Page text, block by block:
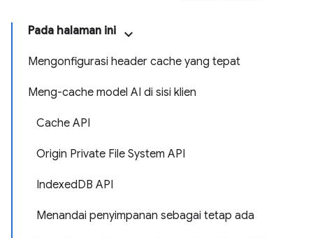
Pada halaman ini
Mengonfigurasi header cache yang tepat
Meng-cache model AI di sisi klien
Cache API
Origin Private File System API
IndexedDB API
Menandai penyimpanan sebagai tetap ada